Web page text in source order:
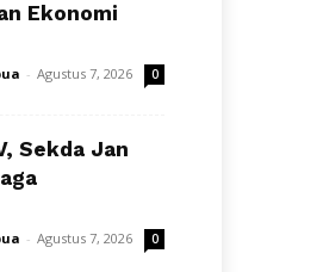
Ekonomi
- Agustus 7, 2026 0
Sekda Jan
- Agustus 7, 2026 0